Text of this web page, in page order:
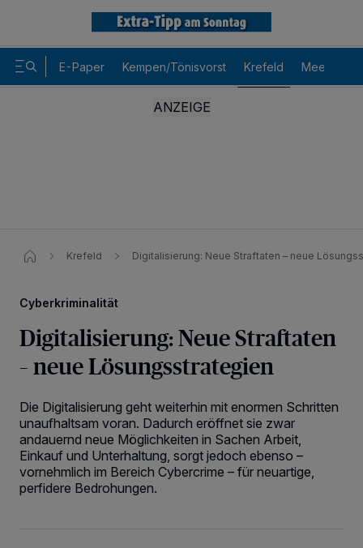
E-Paper Kempen/Tönisvorst Krefeld Meerbusch
Krefeld Digitalisierung: Neue Straftaten – neue
Cyberkriminalität
Digitalisierung: Neue Straftaten
– neue Lösungsstrategien
Die Digitalisierung geht weiterhin mit enormen Schritten
unaufhaltsam voran. Dadurch eröffnet sie zwar
andauernd neue Möglichkeiten in Sachen Arbeit,
Einkauf und Unterhaltung, sorgt jedoch ebenso –
vornehmlich im Bereich Cybercrime – für neuartige,
perfidere Bedrohungen.